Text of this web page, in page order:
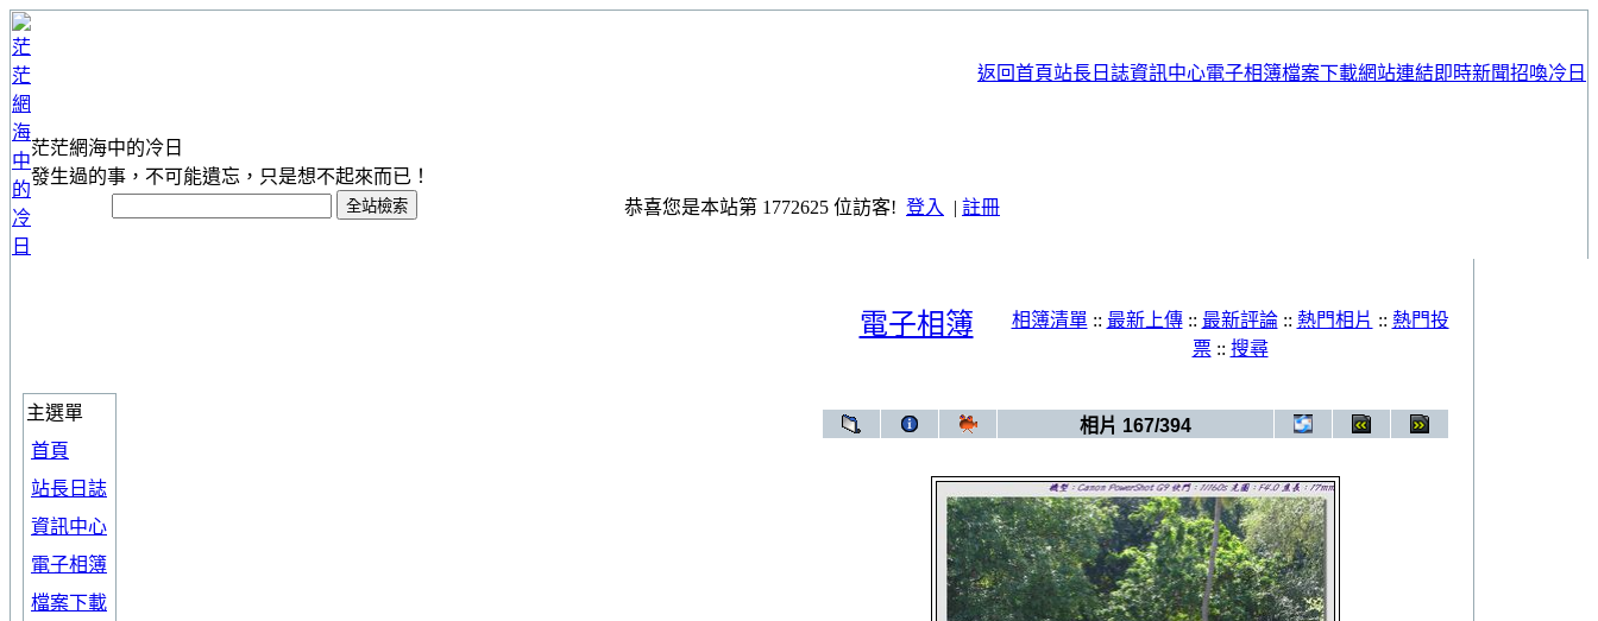
返回首頁站長日誌資訊中心電子相簿檔案下載網站連結即時新聞招喚冷日
茫茫網海中的冷日
發生過的事，不可能遺忘，只是想不起來而已！
恭喜您是本站第 1772625 位訪客! 登入 | 註冊
主選單
首頁
站長日誌
資訊中心
電子相簿
檔案下載
電子相簿 相簿清單:: 最新上傳:: 最新評論:: 熱門相片 :: 熱門投
票:: 搜尋
相片 167/394